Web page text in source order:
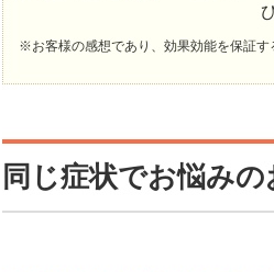
※お客様の感想であり、効果効能を保証す
同じ症状でお悩み